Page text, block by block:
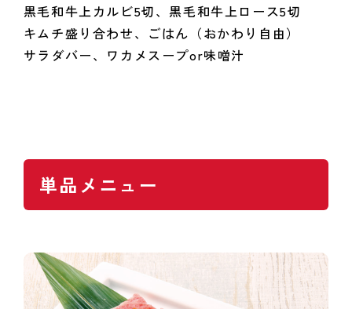
黒毛和牛上カルビ5切、黒毛和牛上ロース5切
キムチ盛り合わせ、ごはん（おかわり自由）
サラダバー、ワカメスープor味噌汁
単品メニュー